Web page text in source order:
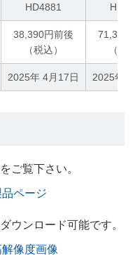
HD4881
38,390円前後
（税込）
71,390
（税
2025年 4月17日 2025年
ご覧下さい。
ページ
ウンロード可能です。
像度画像